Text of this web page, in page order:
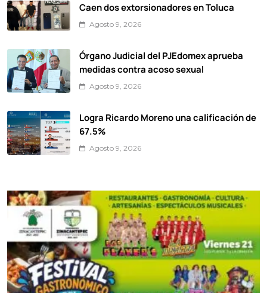
Caen dos extorsionadores en Toluca
Agosto 9, 2026
Órgano Judicial del PJEdomex aprueba
medidas contra acoso sexual
Agosto 9, 2026
Logra Ricardo Moreno una calificación de
67.5%
Agosto 9, 2026